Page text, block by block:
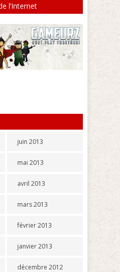
l’Internet
juin 2013
mai 2013
avril 2013
mars 2013
février 2013
janvier 2013
décembre 2012